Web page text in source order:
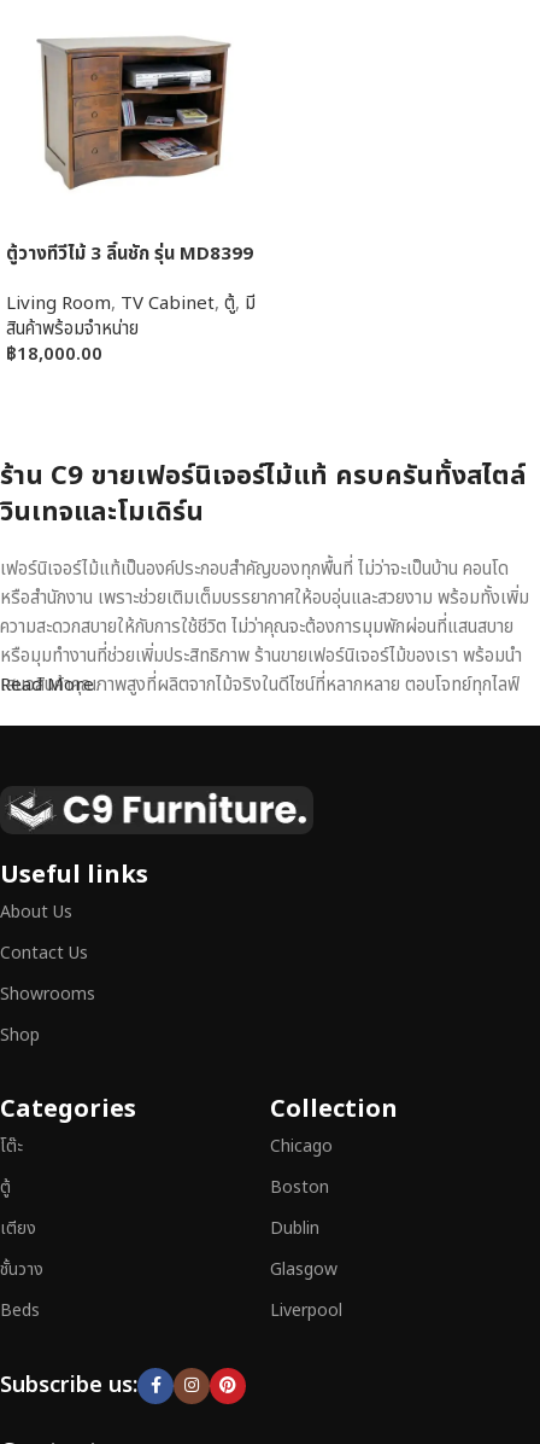
ตู้วางทีวีไม้ 3 ลิ้นชัก รุ่น MD8399
Living Room, TV Cabinet, ตู้, มี
สินค้าพร้อมจำหน่าย
฿18,000.00
ร้าน C9 ขายเฟอร์นิเจอร์ไม้แท้ ครบครันทั้งสไตล์
วินเทจและโมเดิร์น
เฟอร์นิเจอร์ไม้แท้เป็นองค์ประกอบสำคัญของทุกพื้นที่ ไม่ว่าจะเป็นบ้าน คอนโด
หรือสำนักงาน เพราะช่วยเติมเต็มบรรยากาศให้อบอุ่นและสวยงาม พร้อมทั้งเพิ่ม
ความสะดวกสบายให้กับการใช้ชีวิต ไม่ว่าคุณจะต้องการมุมพักผ่อนที่แสนสบาย
หรือมุมทำงานที่ช่วยเพิ่มประสิทธิภาพ ร้านขายเฟอร์นิเจอร์ไม้ของเรา พร้อมนำ
เสนอสินค้าคุณภาพสูงที่ผลิตจากไม้จริงในดีไซน์ที่หลากหลาย ตอบโจทย์ทุกไลฟ์
เหนือระดับ
เฟอร์นิเจอร์ไม้ไม่ใช่เพียงของตกแต่ง แต่เป็นงานศิลปะที่สะท้อนถึงรสนิยมและ
สามารถผสานความสวยงาม ความแข็งแรง และการใช้งานที่ตอบโจทย์ทุกความ
ต้องการได้อย่างลงตัว เฟอร์นิเจอร์ทุกชิ้นของเราผลิตจากวัสดุคุณภาพสูง ผ่าน
การตรวจสอบมาตรฐานอย่างเคร่งครัด
สิก และการใช้งานที่ยาวนาน
ประกันคุณภาพและการบริการที่ดีที่สุด
Read More
Useful links
About Us
Contact Us
Showrooms
Shop
Categories
โต๊ะ
ตู้
เตียง
ชั้นวาง
Beds
Collection
Chicago
Boston
Dublin
Glasgow
Liverpool
Subscribe us: